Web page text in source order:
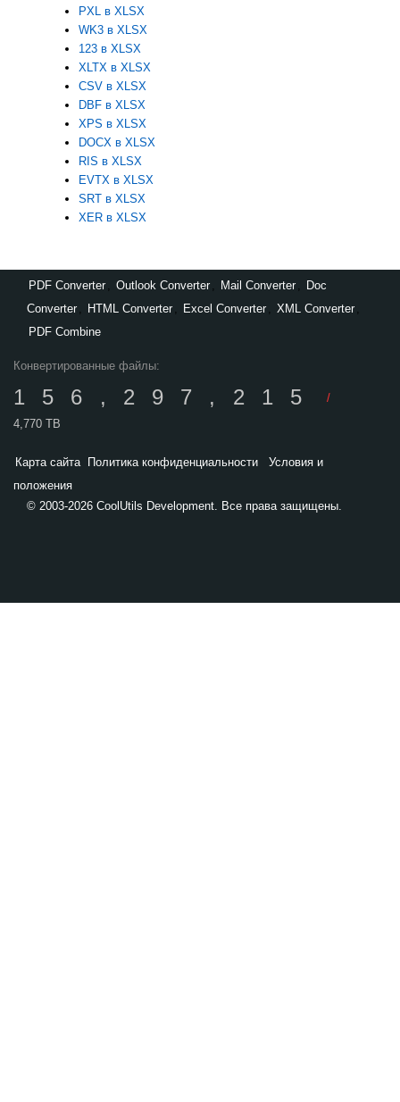
PXL в XLSX
WK3 в XLSX
123 в XLSX
XLTX в XLSX
CSV в XLSX
DBF в XLSX
XPS в XLSX
DOCX в XLSX
RIS в XLSX
EVTX в XLSX
SRT в XLSX
XER в XLSX
PDF Converter Outlook Converter Mail Converter
Doc
Converter
HTML Converter Excel Converter XML Converter
PDF Combine
Конвертированные файлы:
156,297,215
/
4,770 TB
Карта сайта Политика конфиденциальности
Условия и
положения
© 2003-2026 CoolUtils Development. Все права защищены.